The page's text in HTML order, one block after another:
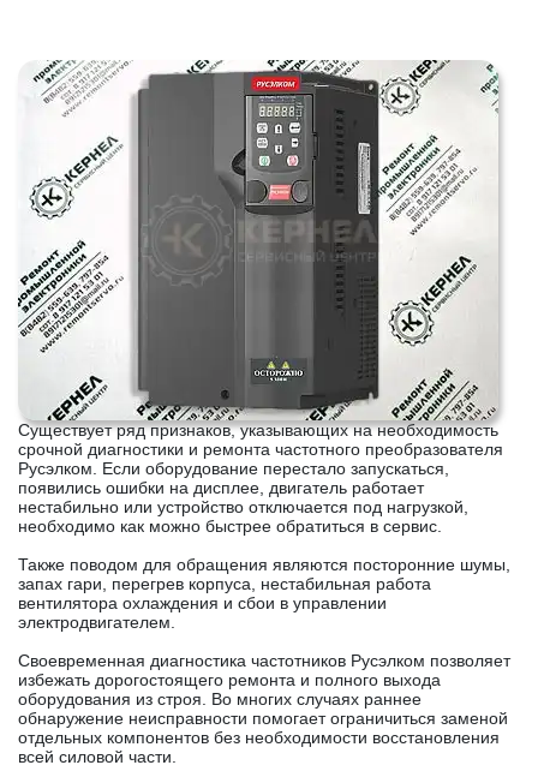
Существует ряд признаков, указывающих на необходимость
срочной диагностики и ремонта частотного преобразователя
Русэлком. Если оборудование перестало запускаться,
появились ошибки на дисплее, двигатель работает
нестабильно или устройство отключается под нагрузкой,
необходимо как можно быстрее обратиться в сервис.
Также поводом для обращения являются посторонние шумы,
запах гари, перегрев корпуса, нестабильная работа
вентилятора охлаждения и сбои в управлении
электродвигателем.
Своевременная диагностика частотников Русэлком позволяет
избежать дорогостоящего ремонта и полного выхода
оборудования из строя. Во многих случаях раннее
обнаружение неисправности помогает ограничиться заменой
отдельных компонентов без необходимости восстановления
всей силовой части.